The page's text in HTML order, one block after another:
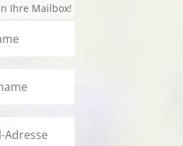
Ihre Mailbox!